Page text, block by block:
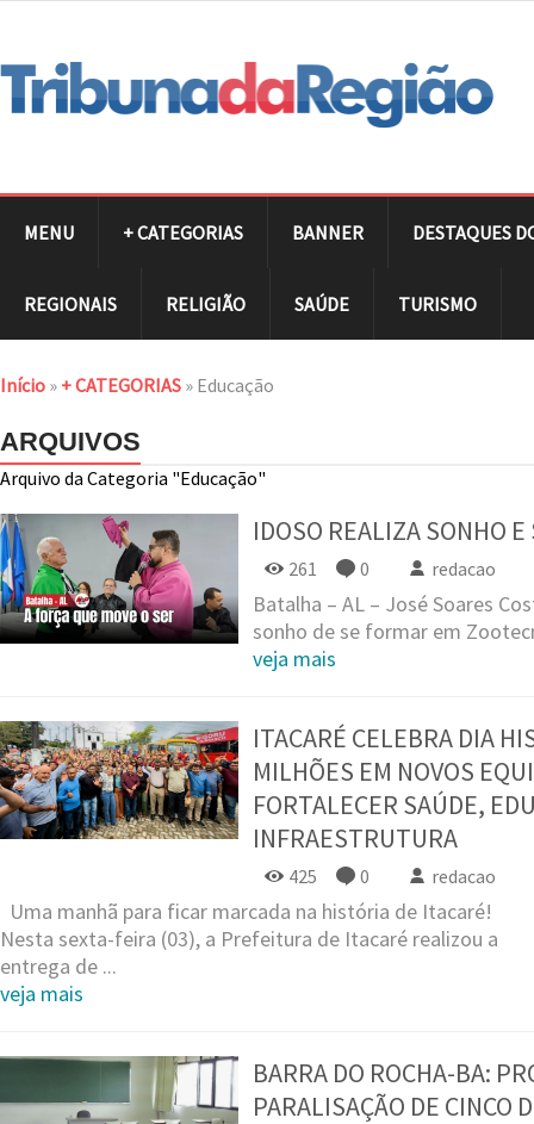
MENU + CATEGORIAS BANNER DESTAQUES
REGIONAIS RELIGIÃO SAÚDE TURISMO
Início » + CATEGORIAS » Educação
ARQUIVOS
Arquivo da Categoria "Educação"
IDOSO REALIZA SONHO
261 0 redacao
Batalha – AL – José Soares
sonho de se formar em
veja mais
ITACARÉ CELEBRA DIA
MILHÕES EM NOVOS
FORTALECER SAÚDE,
INFRAESTRUTURA
425 0 redacao
Uma manhã para ficar marcada na história de Itacaré!
Nesta sexta-feira (03), a Prefeitura de Itacaré realizou a
entrega de ...
veja mais
BARRA DO ROCHA-BA:
PARALISAÇÃO DE CINCO